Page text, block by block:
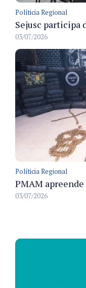
Políticia Regional
03/07/2026
Políticia Regional
03/07/2026